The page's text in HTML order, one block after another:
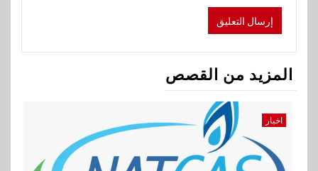
المزيد من القصص
اخبار